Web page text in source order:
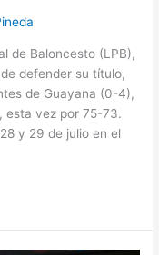
de Baloncesto (LPB),
defender su título,
de Guayana (0-4),
esta vez por 75-73.
y 29 de julio en el